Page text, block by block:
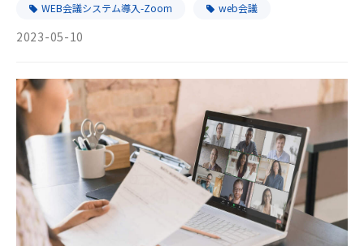
WEB会議システム導入-Zoom web会議
2023-05-10